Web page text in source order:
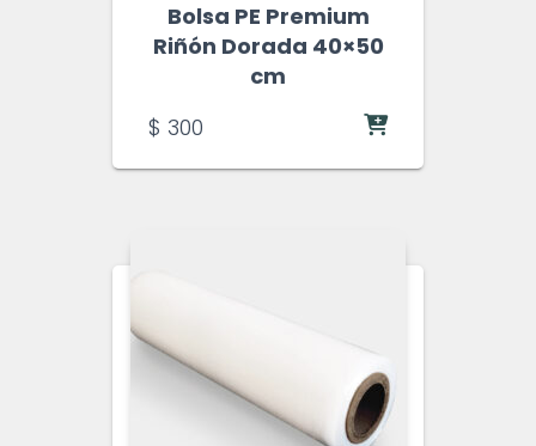
Bolsa PE Premium
Riñón Dorada 40×50
cm
$ 300